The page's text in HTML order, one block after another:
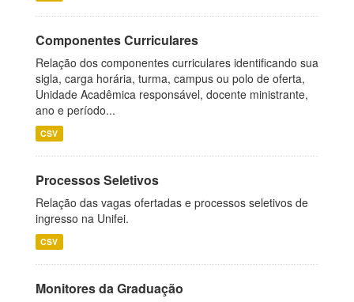
Componentes Curriculares
Relação dos componentes curriculares identificando sua
sigla, carga horária, turma, campus ou polo de oferta,
Unidade Acadêmica responsável, docente ministrante,
ano e período...
CSV
Processos Seletivos
Relação das vagas ofertadas e processos seletivos de
ingresso na Unifei.
CSV
Monitores da Graduação